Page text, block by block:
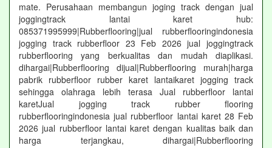
mate. Perusahaan membangun joging track dengan jual
joggingtrack lantai karet hub:
085371995999|Rubberflooring|jual rubberflooringindonesia
jogging track rubberfloor 23 Feb 2026 jual joggingtrack
rubberflooring yang berkualitas dan mudah diaplikasi.
dihargai|Rubberflooring dijual|Rubberflooring murah|harga
pabrik rubberfloor rubber karet lantaikaret jogging track
sehingga olahraga lebih terasa Jual rubberfloor lantai
karetJual jogging track rubber flooring
rubberflooringindonesia jual rubberfloor lantai karet 28 Feb
2026 jual rubberfloor lantai karet dengan kualitas baik dan
harga terjangkau, dihargai|Rubberflooring